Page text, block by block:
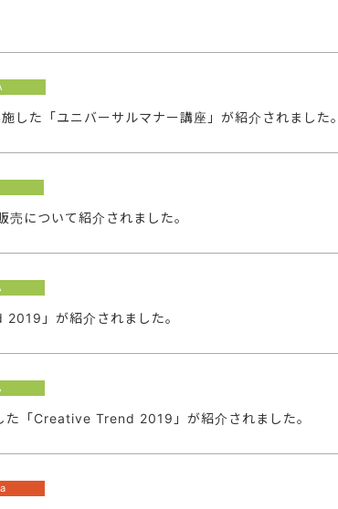
した「ユニバーサルマナー講座」が紹介されました。
売について紹介されました。
」が紹介されました。
「Creative Trend 2019」が紹介されました。